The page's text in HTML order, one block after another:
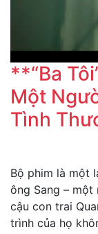
**“Ba
Một
Tình
Bộ phim là một
ông Sang – một
cậu con trai
trình của họ